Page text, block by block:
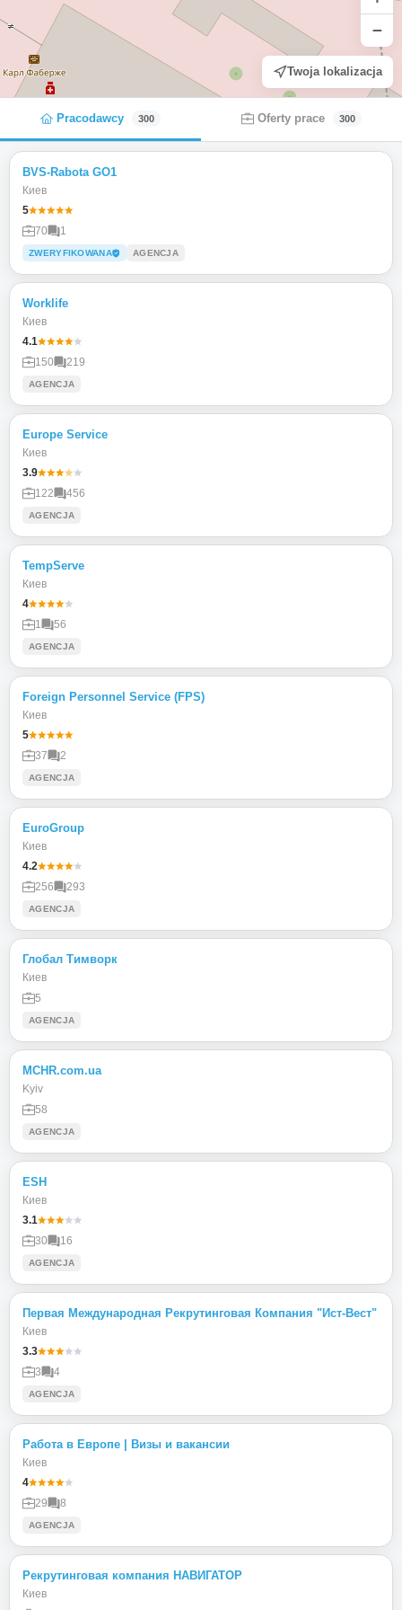
−
Twoja lokalizacja
Pracodawcy 300 Oferty prace 300
BVS-Rabota GO1
Киев
5
70
1
ZWERYFIKOWANA AGENCJA
Worklife
Киев
4.1
150
219
AGENCJA
Europe Service
Киев
3.9
122
456
AGENCJA
TempServe
Киев
4
1
56
AGENCJA
Foreign Personnel Servicе (FPS)
Киев
5
37
2
AGENCJA
EuroGroup
Киев
4.2
256
293
AGENCJA
Глобал Тимворк
Киев
5
AGENCJA
MCHR.com.ua
Kyiv
58
AGENCJA
ESH
Киев
3.1
30
16
AGENCJA
Первая Международная Рекрутинговая Компания "Ист-Вест"
Киев
3.3
3
4
AGENCJA
Работа в Европе | Визы и вакансии
Киев
4
29
8
AGENCJA
Рекрутинговая компания НАВИГАТОР
Киев